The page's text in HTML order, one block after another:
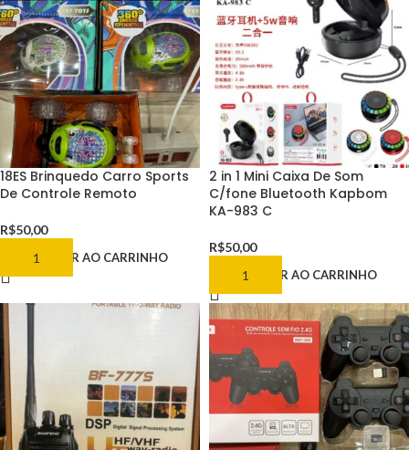
18ES Brinquedo Carro Sports
De Controle Remoto
R$50,00
ADICIONAR AO CARRINHO
2 in 1 Mini Caixa De Som
C/fone Bluetooth Kapbom
KA-983 C
R$50,00
ADICIONAR AO CARRINHO